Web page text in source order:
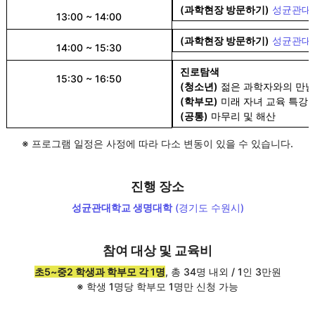
13:00 ~ 14:00
(과학현장 방문하기) 성균관대
14:00 ~ 15:30
(과학현장 방문하기) 성균관대
15:30 ~ 16:50
진로탐색
(청소년) 젊은 과학자와의 만남
(학부모) 미래 자녀 교육 특강
(공통) 마무리 및 해산
※ 프로그램 일정은 사정에 따라 다소 변동이 있을 수 있습니다.
진행 장소
성균관대학교 생명대학(경기도 수원시)
참여 대상 및 교육비
초5~중2 학생과 학부모 각 1명, 총 34명 내외 / 1인 3만원
※ 학생 1명당 학부모 1명만 신청 가능